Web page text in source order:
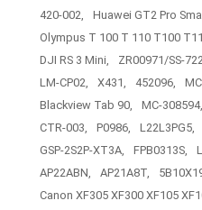
420-002,
Huawei GT2 Pro
Olympus T 100 T 110 T100
DJI RS 3 Mini,
ZR00971/SS-
LM-CP02,
X431, 452096,
Blackview Tab 90,
MC-308594,
CTR-003,
P0986, L22L3PG5,
GSP-2S2P-XT3A,
FPB0313S,
AP22ABN,
AP21A8T,
Canon XF305 XF300 XF105